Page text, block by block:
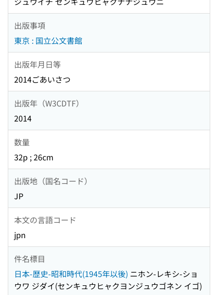
出版事項
東京 : 国立公文書館
出版年月日等
2014ごあいさつ
出版年（W3CDTF）
2014
数量
32p ; 26cm
出版地（国名コード）
JP
本文の言語コード
jpn
件名標目
日本-歴史-昭和時代(1945年以後) ニホン-レキシ-ショ
ウワ ジダイ(センキュウヒャクヨンジュウゴネン イゴ)